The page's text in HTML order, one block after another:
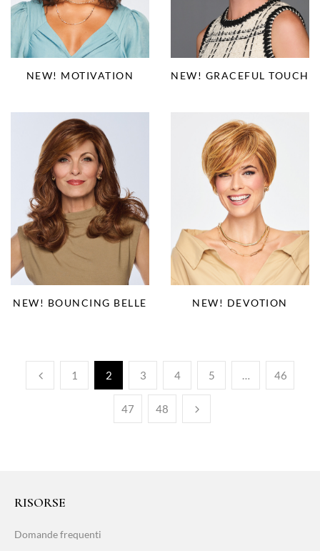
NEW! MOTIVATION NEW! GRACEFUL TOUCH
NEW! BOUNCING BELLE NEW! DEVOTION
1 2 3 4 5 … 46
47 48
RISORSE
Domande frequenti